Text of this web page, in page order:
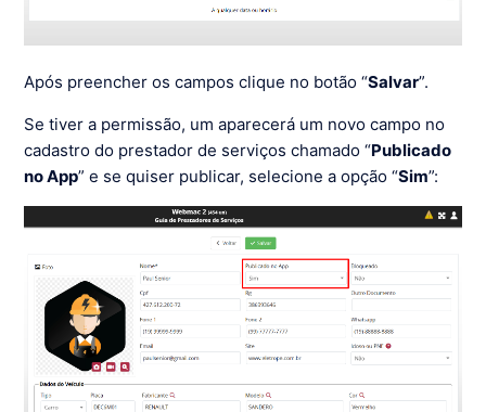
Após preencher os campos clique no botão “Salvar”.
Se tiver a permissão, um aparecerá um novo campo no
cadastro do prestador de serviços chamado “Publicado
no App” e se quiser publicar, selecione a opção “Sim”: